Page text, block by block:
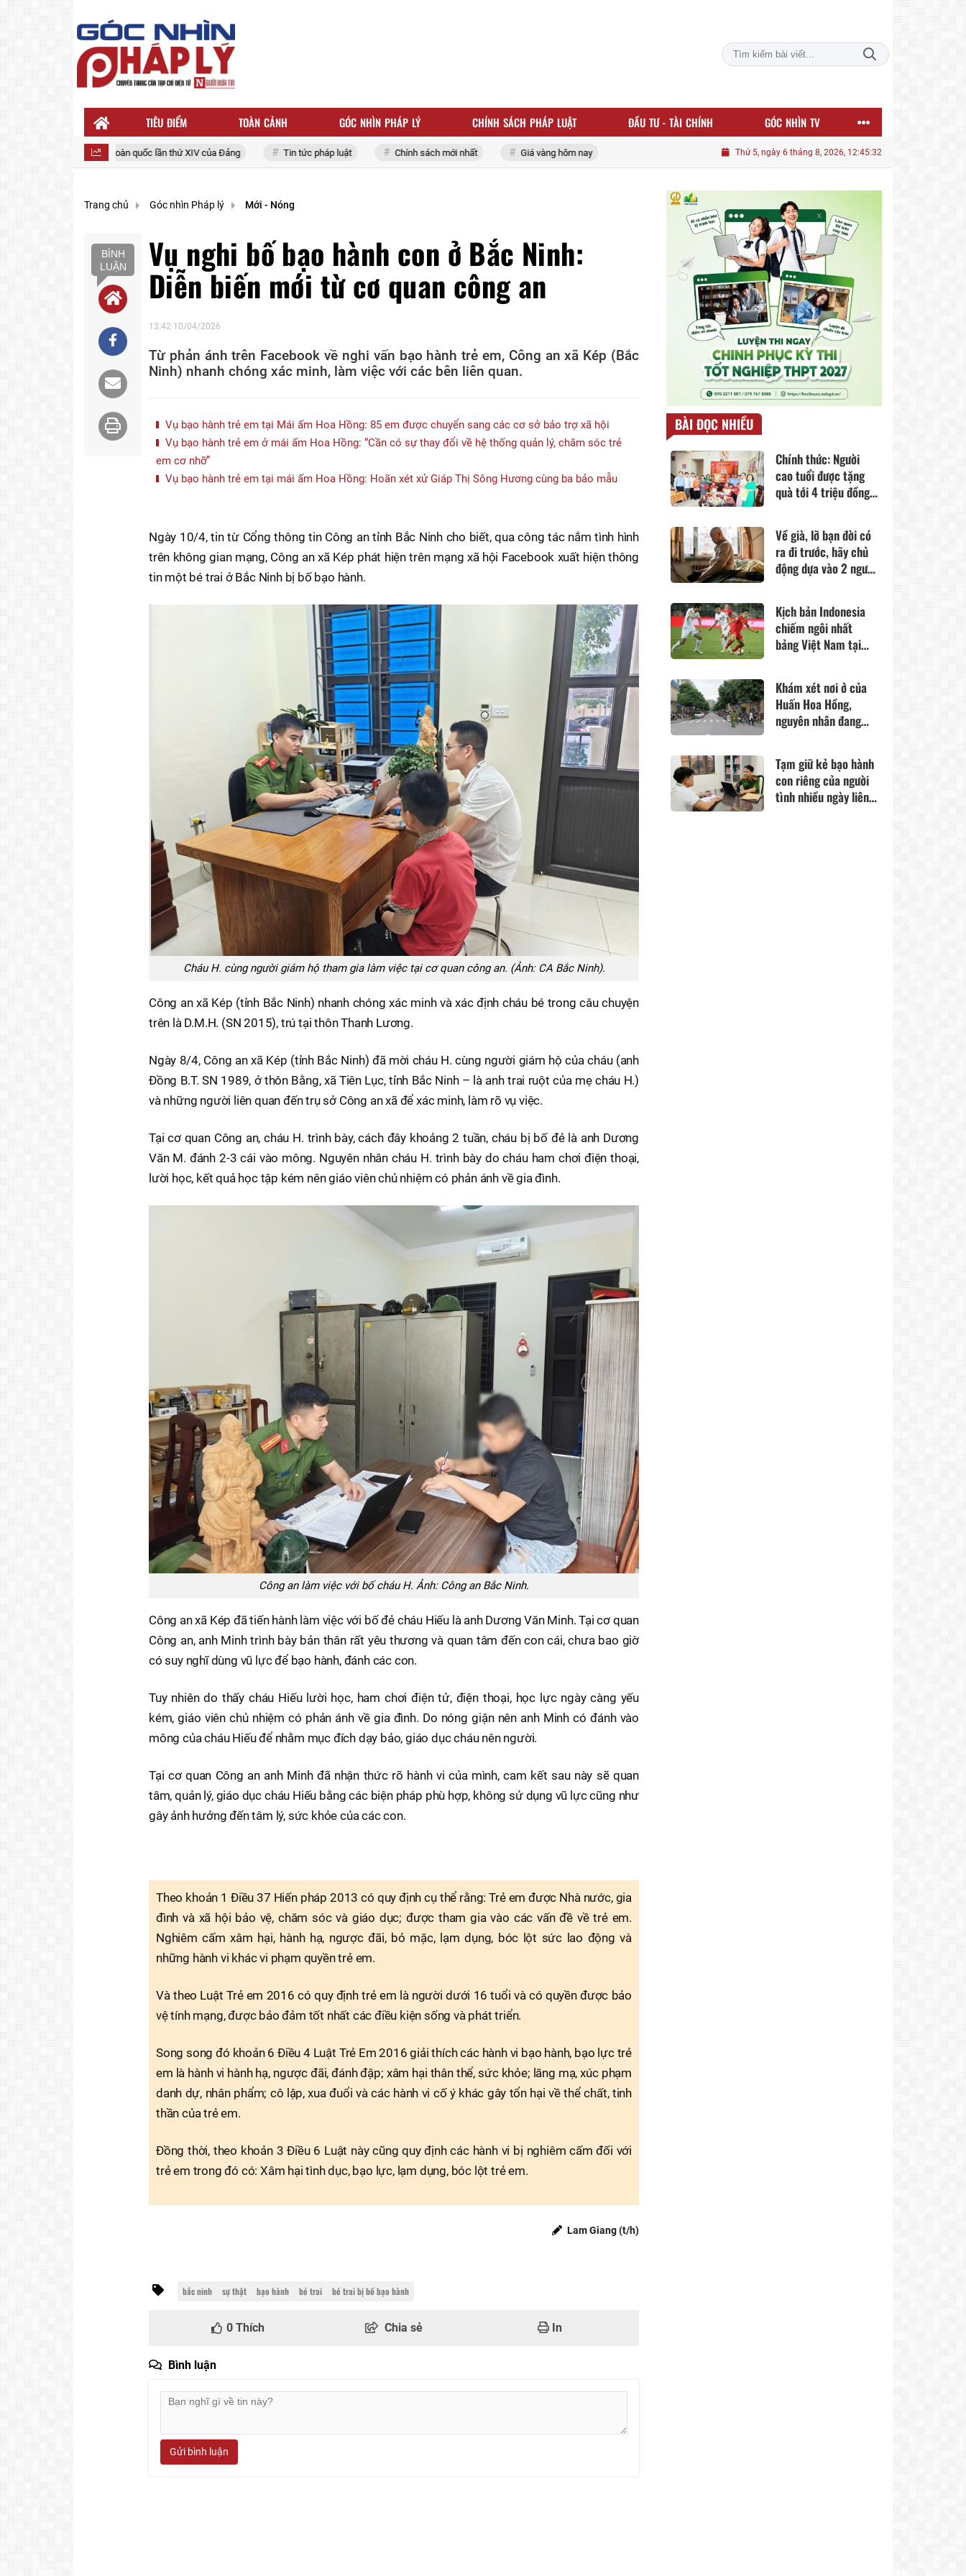
TIÊU ĐIỂM TOÀN CẢNH GÓC NHÌN PHÁP LÝ CHÍNH SÁCH PHÁP LUẬT ĐẦU TƯ - TÀI CHÍNH GÓC NHÌN TV
Đại hội đại biểu toàn quốc lần thứ XIV của Đảng Tin tức pháp luật Chính sách mới nhất Giá vàng hôm nay Thứ 5, ngày 6 tháng 8, 2026, 12:45:33
Trang chủ Góc nhìn Pháp lý Mới - Nóng
BÌNH
LUẬN
Vụ nghi bố bạo hành con ở Bắc Ninh:
Diễn biến mới từ cơ quan công an
13:42 10/04/2026
Từ phản ánh trên Facebook về nghi vấn bạo hành trẻ em, Công an xã Kép (Bắc
Ninh) nhanh chóng xác minh, làm việc với các bên liên quan.
Vụ bạo hành trẻ em tại Mái ấm Hoa Hồng: 85 em được chuyển sang các cơ sở bảo trợ xã hội
Vụ bạo hành trẻ em ở mái ấm Hoa Hồng: “Cần có sự thay đổi về hệ thống quản lý, chăm sóc trẻ
em cơ nhỡ”
Vụ bạo hành trẻ em tại mái ấm Hoa Hồng: Hoãn xét xử Giáp Thị Sông Hương cùng ba bảo mẫu
Ngày 10/4, tin từ Cổng thông tin Công an tỉnh Bắc Ninh cho biết, qua công tác nắm tình hình
trên không gian mạng, Công an xã Kép phát hiện trên mạng xã hội Facebook xuất hiện thông
tin một bé trai ở Bắc Ninh bị bố bạo hành.
Cháu H. cùng người giám hộ tham gia làm việc tại cơ quan công an. (Ảnh: CA Bắc Ninh).
Công an xã Kép (tỉnh Bắc Ninh) nhanh chóng xác minh và xác định cháu bé trong câu chuyện
trên là D.M.H. (SN 2015), trú tại thôn Thanh Lương.
Ngày 8/4, Công an xã Kép (tỉnh Bắc Ninh) đã mời cháu H. cùng người giám hộ của cháu (anh
Đồng B.T. SN 1989, ở thôn Bằng, xã Tiên Lục, tỉnh Bắc Ninh – là anh trai ruột của mẹ cháu H.)
và những người liên quan đến trụ sở Công an xã để xác minh, làm rõ vụ việc.
Tại cơ quan Công an, cháu H. trình bày, cách đây khoảng 2 tuần, cháu bị bố đẻ là anh Dương
Văn M. đánh 2-3 cái vào mông. Nguyên nhân cháu H. trình bày do cháu ham chơi điện thoại,
lười học, kết quả học tập kém nên giáo viên chủ nhiệm có phản ánh về gia đình.
Công an làm việc với bố cháu H. Ảnh: Công an Bắc Ninh.
Công an xã Kép đã tiến hành làm việc với bố đẻ cháu Hiếu là anh Dương Văn Minh. Tại cơ quan
Công an, anh Minh trình bày bản thân rất yêu thương và quan tâm đến con cái, chưa bao giờ
có suy nghĩ dùng vũ lực để bạo hành, đánh các con.
Tuy nhiên do thấy cháu Hiếu lười học, ham chơi điện tử, điện thoại, học lực ngày càng yếu
kém, giáo viên chủ nhiệm có phản ánh về gia đình. Do nóng giận nên anh Minh có đánh vào
mông của cháu Hiếu để nhằm mục đích dạy bảo, giáo dục cháu nên người.
Tại cơ quan Công an anh Minh đã nhận thức rõ hành vi của mình, cam kết sau này sẽ quan
tâm, quản lý, giáo dục cháu Hiếu bằng các biện pháp phù hợp, không sử dụng vũ lực cũng như
gây ảnh hưởng đến tâm lý, sức khỏe của các con.
Theo khoản 1 Điều 37 Hiến pháp 2013 có quy định cụ thể rằng: Trẻ em được Nhà nước, gia
đình và xã hội bảo vệ, chăm sóc và giáo dục; được tham gia vào các vấn đề về trẻ em.
Nghiêm cấm xâm hại, hành hạ, ngược đãi, bỏ mặc, lạm dụng, bóc lột sức lao động và
những hành vi khác vi phạm quyền trẻ em.
Và theo Luật Trẻ em 2016 có quy định trẻ em là người dưới 16 tuổi và có quyền được bảo
vệ tính mạng, được bảo đảm tốt nhất các điều kiện sống và phát triển.
Song song đó khoản 6 Điều 4 Luật Trẻ Em 2016 giải thích các hành vi bạo hành, bạo lực trẻ
em là hành vi hành hạ, ngược đãi, đánh đập; xâm hại thân thể, sức khỏe; lăng mạ, xúc phạm
danh dự, nhân phẩm; cô lập, xua đuổi và các hành vi cố ý khác gây tổn hại về thể chất, tinh
thần của trẻ em.
Đồng thời, theo khoản 3 Điều 6 Luật này cũng quy định các hành vi bị nghiêm cấm đối với
trẻ em trong đó có: Xâm hại tình dục, bạo lực, lạm dụng, bóc lột trẻ em.
Lam Giang (t/h)
bắc ninh sự thật bạo hành bé trai bé trai bị bố bạo hành
0 Thích Chia sẻ In
Bình luận
Gửi bình luận
BÀI ĐỌC NHIỀU
Chính thức: Người
cao tuổi được tặng
quà tới 4 triệu đồng
Về già, lỡ bạn đời có
ra đi trước, hãy chủ
động dựa vào 2 người
Kịch bản Indonesia
chiếm ngôi nhất
bảng Việt Nam tại
Trông chờ vào
Campuchia?
Khám xét nơi ở của
Huấn Hoa Hồng,
nguyên nhân đang
Tạm giữ kẻ bạo hành
con riêng của người
tình nhiều ngày liên